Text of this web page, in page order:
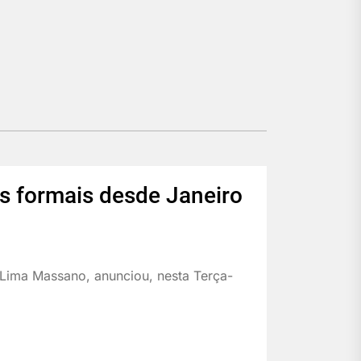
formais desde Janeiro
Massano, anunciou, nesta Terça-